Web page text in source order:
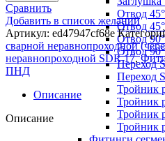
Отвод
Отвод
Отвод
Отвод
Переход
Переход
Тройник
Тройник
Тройник
Тройник
Сравнить
Добавить в список желаний
Артикул: ed47947cf68e
сварной неравнопроходной
неравнопроходной SDR 17,
ПНД
Описание
Описание